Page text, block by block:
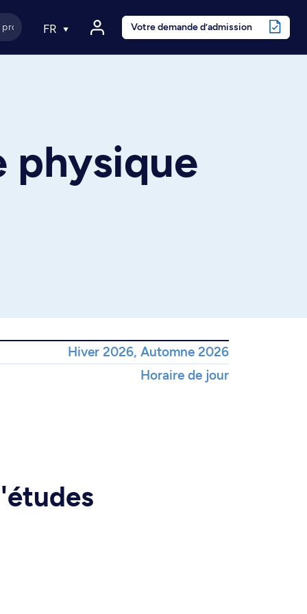
FR Votre demande d’admission
physique
Hiver 2026, Automne 2026
Horaire de jour